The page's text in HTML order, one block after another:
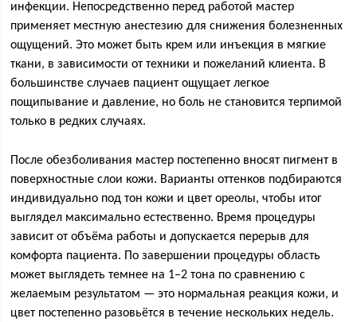
инфекции. Непосредственно перед работой мастер
применяет местную анестезию для снижения болезненных
ощущений. Это может быть крем или инъекция в мягкие
ткани, в зависимости от техники и пожеланий клиента. В
большинстве случаев пациент ощущает легкое
пощипывание и давление, но боль не становится терпимой
только в редких случаях.
После обезболивания мастер постепенно вносят пигмент в
поверхностные слои кожи. Варианты оттенков подбираются
индивидуально под тон кожи и цвет ореолы, чтобы итог
выглядел максимально естественно. Время процедуры
зависит от объёма работы и допускается перерыв для
комфорта пациента. По завершении процедуры область
может выглядеть темнее на 1–2 тона по сравнению с
желаемым результатом — это нормальная реакция кожи, и
цвет постепенно разовьётся в течение нескольких недель.